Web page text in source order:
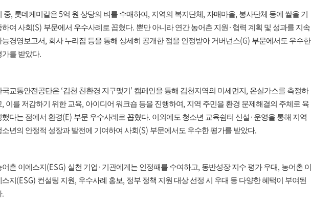
중, 롯데케미칼은5억 원 상당의 벼를 수매하여, 지역의 복지단체 , 자매마을, 봉사단체 등에 쌀을 기
하여 사회 (S) 부문에서 우수사례로 꼽혔다. 뿐만 아니라 연간 농어촌 지원 · 협력 계획 및 성과를 지속
능경영보고서, 회사 누리집 등을 통해 상세히 공개한 점을 인정받아 거버넌스(G) 부문에서도 우수한
가를 받았다.
국교통안전공단은 ‘김천 친환경 지구맺기 ’ 캠페인을 통해 김천지역의 미세먼지 , 온실가스를 측정하
, 이를 저감하기 위한 교육, 아이디어 워크숍 등을 진행하여, 지역 주민을 환경 문제해결의 주체로 육
했다는 점에서 환경(E) 부문 우수사례로 꼽혔다. 이외에도 청소년 교육쉼터 신설 · 운영을 통해 지역
소년의 안정적 성장과 발전에 기여하여 사회 (S) 부문에서도 우수한 평가를 받았다.
어촌 이에스지 (ESG) 실천 기업 · 기관에게는 인정패를 수여하고, 동반성장 지수 평가 우대, 농어촌 이
스지 (ESG) 컨설팅 지원, 우수사례 홍보, 정부 정책 지원 대상 선정 시 우대 등 다양한 혜택이 부여된
.